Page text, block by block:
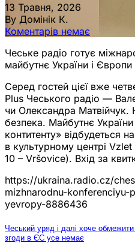
13 Травня, 2026
By Домінік К.
Коментарів немає
Чеське радіо готує
майбутнє України і Європи
Серед гостей цієї вже
Plus Чеського радіо —
чи Олександра Матвійчук.
безпека. Майбутнє
контитенту» відбудеться
в культурному центрі
10 – Vršovice). Вхід за
https://ukraina.radio.cz/
mizhnarodnu-
yevropy-8886436
Чеський уряд і далі хоче
згоди в ЄС усе немає